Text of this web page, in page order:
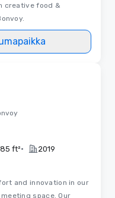
creative food &
ft²• 2019
and innovation in our
space. Our